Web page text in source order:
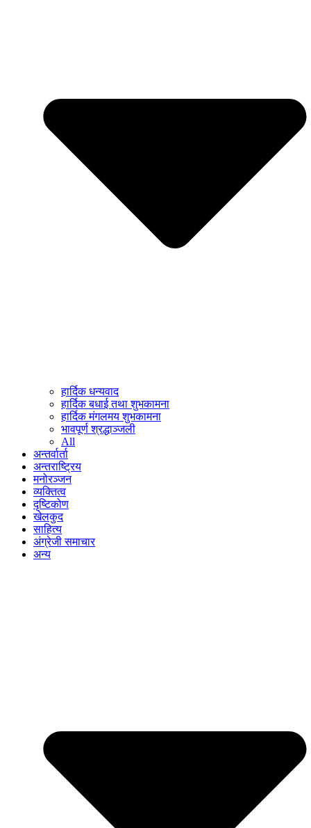
हार्दिक धन्यवाद
हार्दिक बधाई तथा शुभकामना
हार्दिक मंगलमय शुभकामना
भावपूर्ण श्रद्धाञ्जली
All
अन्तर्वार्ता
अन्तराष्ट्रिय
मनोरञ्जन
व्यक्तित्व
दृष्टिकोण
खेलकुद
साहित्य
अंग्रेजी समाचार
अन्य